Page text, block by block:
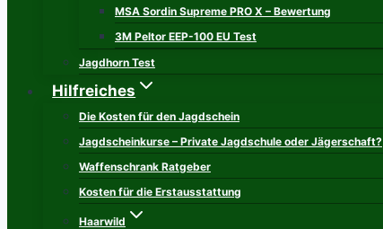
MSA Sordin Supreme PRO X – Bewertung
3M Peltor EEP-100 EU Test
Jagdhorn Test
Hilfreiches
Die Kosten für den Jagdschein
Jagdscheinkurse – Private Jagdschule oder Jägerschaft?
Waffenschrank Ratgeber
Kosten für die Erstausstattung
Haarwild